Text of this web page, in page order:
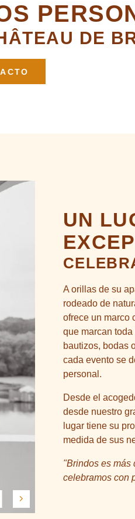
DE
UN
A orillas de su
rodeado de
ofrece un marco
que marcan
bautizos, bodas
cada evento se
personal.
Desde el
desde nuestro
lugar tiene su
medida de sus
"Brindos es más
celebramos con